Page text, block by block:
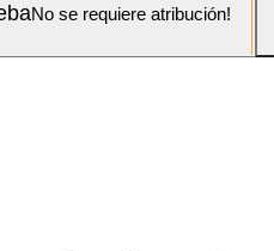
No se requiere atribución!